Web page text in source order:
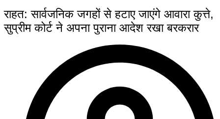
राहत: सार्वजनिक जगहों से हटाए जाएंगे आवारा कुत्ते,
सुप्रीम कोर्ट ने अपना पुराना आदेश रखा बरकरार